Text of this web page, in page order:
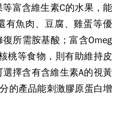
富含維生素C的水果，能
有魚肉、豆腐、雞蛋等優
所需胺基酸；富含Omeg
桃等食物，則有助維持皮
擇含有含維生素A的視黃
的產品能刺激膠原蛋白增